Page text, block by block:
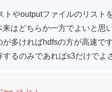
やoutputファイルのリスト
はどちらか一方でよいと思い
多ければhdfsの方が高速です
るのみであればs3だけでよ